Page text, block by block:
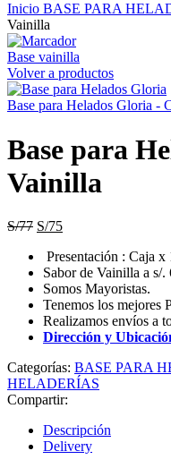
Inicio BASE PARA
Vainilla
Base vainilla
Volver a productos
Base para Helados Gloria -
Base para
Vainilla
S/77 El
original
era:
S/77.
S/75El
actual
es:
S/75.
Presentación : Caja
Sabor de Vainilla a s/.
Somos Mayoristas.
Tenemos los mejores
Realizamos envíos a
Dirección y
Categorías: BASE PARA
HELADERÍAS
Compartir:
Descripción
Delivery